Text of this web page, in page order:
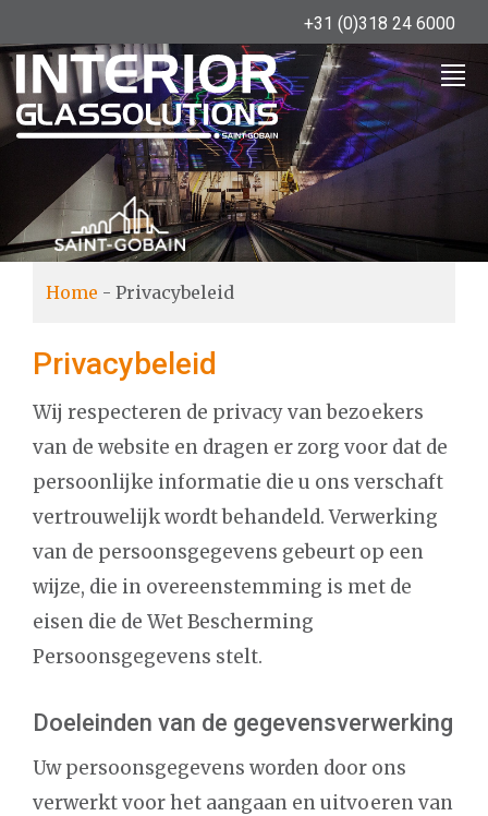
+31 (0)318 24 6000
Home - Privacybeleid
Privacybeleid
Wij respecteren de privacy van bezoekers
van de website en dragen er zorg voor dat de
persoonlijke informatie die u ons verschaft
vertrouwelijk wordt behandeld. Verwerking
van de persoonsgegevens gebeurt op een
wijze, die in overeenstemming is met de
eisen die de Wet Bescherming
Persoonsgegevens stelt.
Doeleinden van de gegevensverwerking
Uw persoonsgegevens worden door ons
verwerkt voor het aangaan en uitvoeren van